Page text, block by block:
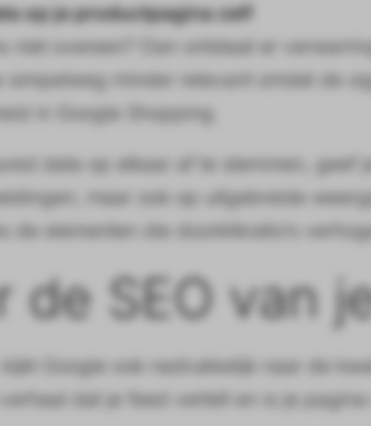
op je productpagina zelf
niet overeen? Dan ontstaat er
simpelweg minder relevant omdat de
in Google Shopping.
data op elkaar af te stemmen,
maar ook op uitgebreide
de elementen die doorklikratio’s
de SEO van
Google ook nadrukkelijk naar de
dat je feed vertelt en is je